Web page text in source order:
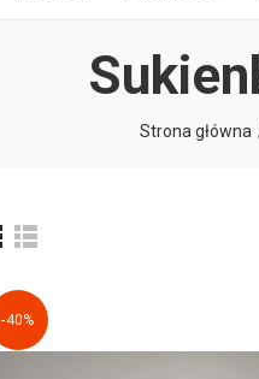
Strona główna
-40%